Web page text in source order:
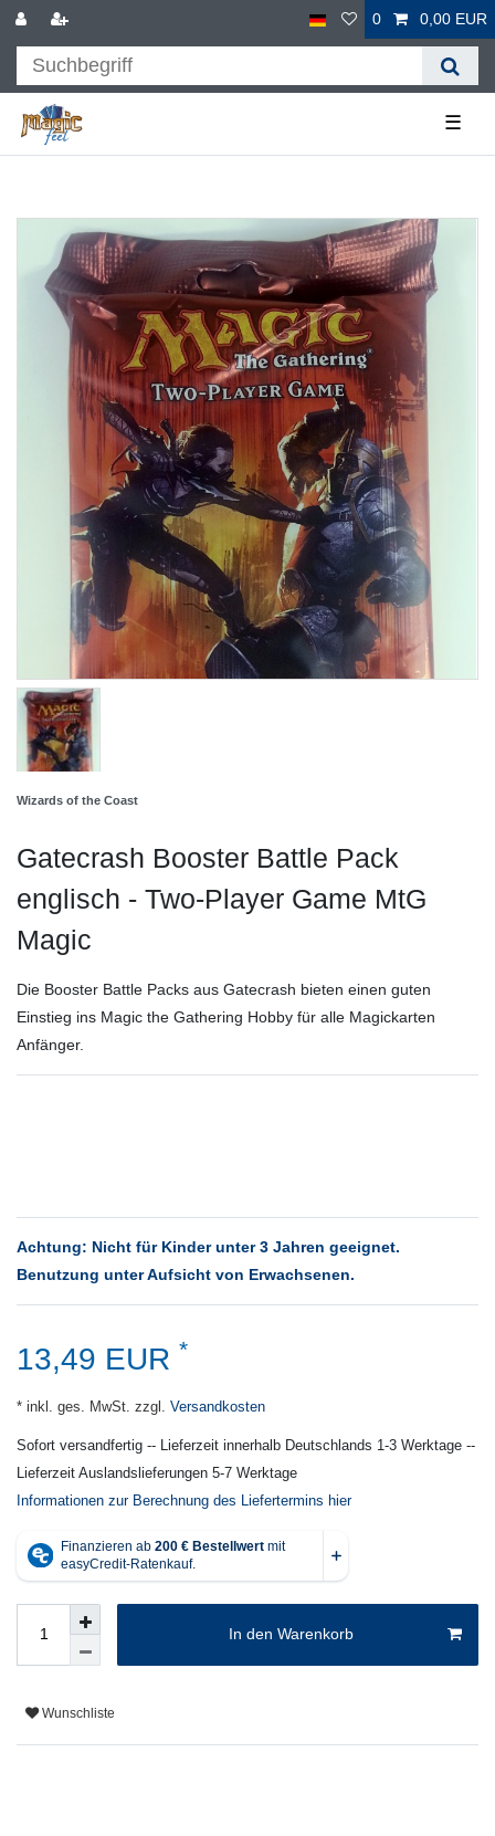
0 0,00 EUR
☰
Wizards of the Coast
Gatecrash Booster Battle Pack
englisch - Two-Player Game MtG
Magic
Die Booster Battle Packs aus Gatecrash bieten einen guten
Einstieg ins Magic the Gathering Hobby für alle Magickarten
Anfänger.
Achtung: Nicht für Kinder unter 3 Jahren geeignet.
Benutzung unter Aufsicht von Erwachsenen.
13,49 EUR *
* inkl. ges. MwSt. zzgl. Versandkosten
Sofort versandfertig -- Lieferzeit innerhalb Deutschlands 1-3 Werktage --
Lieferzeit Auslandslieferungen 5-7 Werktage
Informationen zur Berechnung des Liefertermins hier
In den Warenkorb
Wunschliste